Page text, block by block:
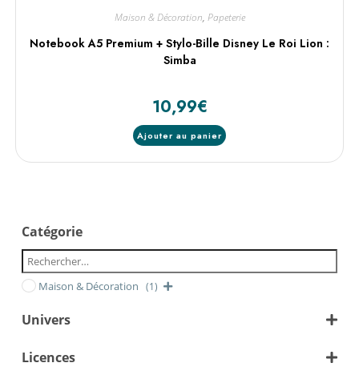
Maison & Décoration, Papeterie
Notebook A5 Premium + Stylo-Bille Disney Le Roi Lion :
Simba
10,99€
Ajouter au panier
Catégorie
Maison & Décoration (1)
Univers
Licences